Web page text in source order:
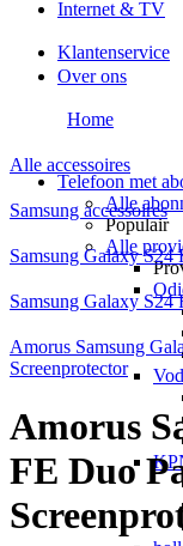
Internet & TV
Klantenservice
Over ons
Telefoon met
Alle
Populair
Alle
Home
Alle accessoires
Samsung accessoires
Samsung Galaxy S24
Samsung Galaxy S24
Amorus Samsung
Screenprotector
Amorus
FE Duo